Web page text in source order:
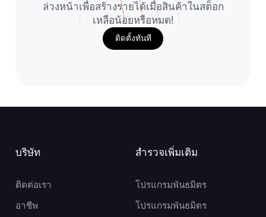
ล่วงหน้าเพื่อสร้างรายได้เมื่อสินค้าในสต็อก
เหลือน้อยหรือหมด!
ติดตั้งทันที
บริษัท
ติดต่อเรา
อาชีพ
สำรวจเพิ่มเติม
โปรแกรมพันธมิตร
โปรแกรมพันธมิตร